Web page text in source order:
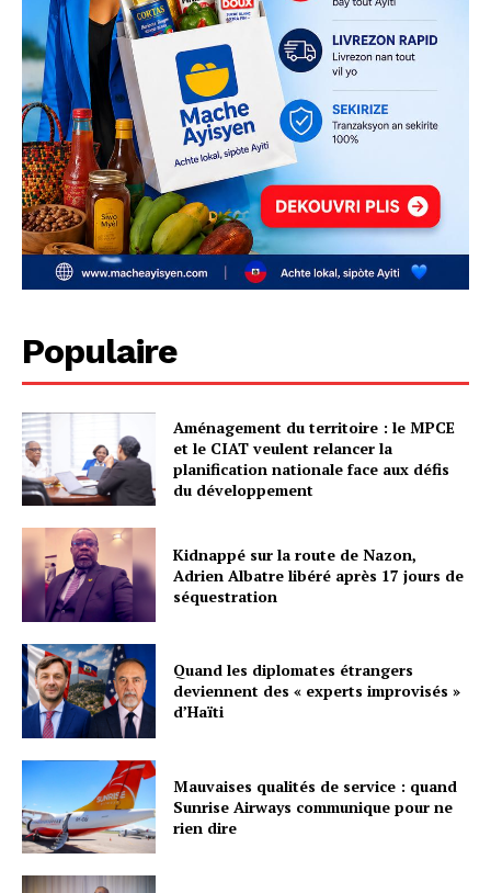
Populaire
Aménagement du territoire : le MPCE
et le CIAT veulent relancer la
planification nationale face aux défis
du développement
Kidnappé sur la route de Nazon,
Adrien Albatre libéré après 17 jours de
séquestration
Quand les diplomates étrangers
deviennent des « experts improvisés »
d’Haïti
Mauvaises qualités de service : quand
Sunrise Airways communique pour ne
rien dire